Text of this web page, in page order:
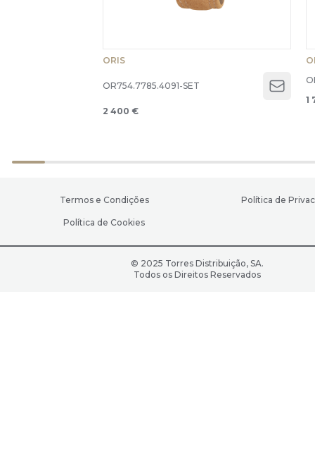
ORIS
OR754.7785.4091-SET
Open
2 400 €
1
Termos e Condições Política de
Política de Cookies
© 2025 Torres Distribuição, SA.
Todos os Direitos Reservados